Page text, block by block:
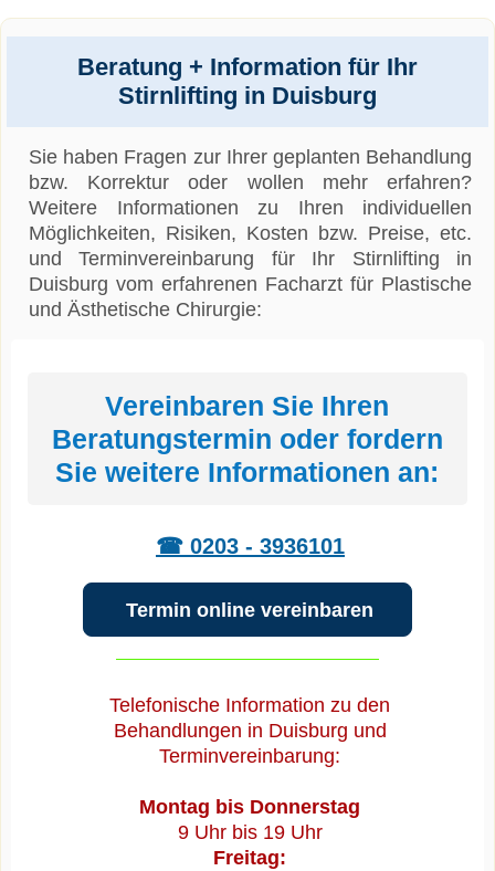
Beratung + Information für Ihr
Stirnlifting in Duisburg
Sie haben Fragen zur Ihrer geplanten Behandlung
bzw. Korrektur oder wollen mehr erfahren?
Weitere Informationen zu Ihren individuellen
Möglichkeiten, Risiken, Kosten bzw. Preise, etc.
und Terminvereinbarung für Ihr Stirnlifting in
Duisburg vom erfahrenen Facharzt für Plastische
und Ästhetische Chirurgie:
Vereinbaren Sie Ihren
Beratungstermin oder fordern
Sie weitere Informationen an:
☎ 0203 - 3936101
Termin online vereinbaren
Telefonische Information zu den
Behandlungen in Duisburg und
Terminvereinbarung:
Montag bis Donnerstag
9 Uhr bis 19 Uhr
Freitag: